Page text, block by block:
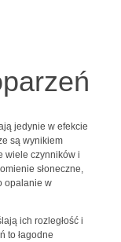
jedynie w efekcie
są wynikiem
wiele czynników i
słoneczne,
opalanie w
ich rozległość i
to łagodne